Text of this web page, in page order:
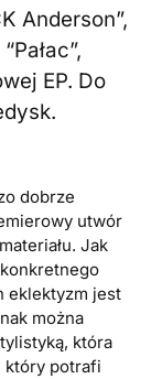
Anderson”,
EP. Do
dobrze
utwór
Jak
eklektyzm jest
można
która
który potrafi